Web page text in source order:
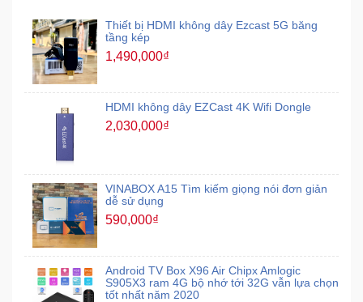
Thiết bị HDMI không dây Ezcast 5G băng
tầng kép
1,490,000₫
HDMI không dây EZCast 4K Wifi Dongle
2,030,000₫
VINABOX A15 Tìm kiếm giọng nói đơn giản
dễ sử dụng
590,000₫
Android TV Box X96 Air Chipx Amlogic
S905X3 ram 4G bộ nhớ tới 32G vẫn lựa chọn
tốt nhất năm 2020